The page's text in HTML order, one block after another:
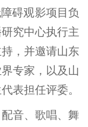
碍观影项目负
究中心执行主
，并邀请山东
专家，以及山
表担任评委。
音、歌唱、舞